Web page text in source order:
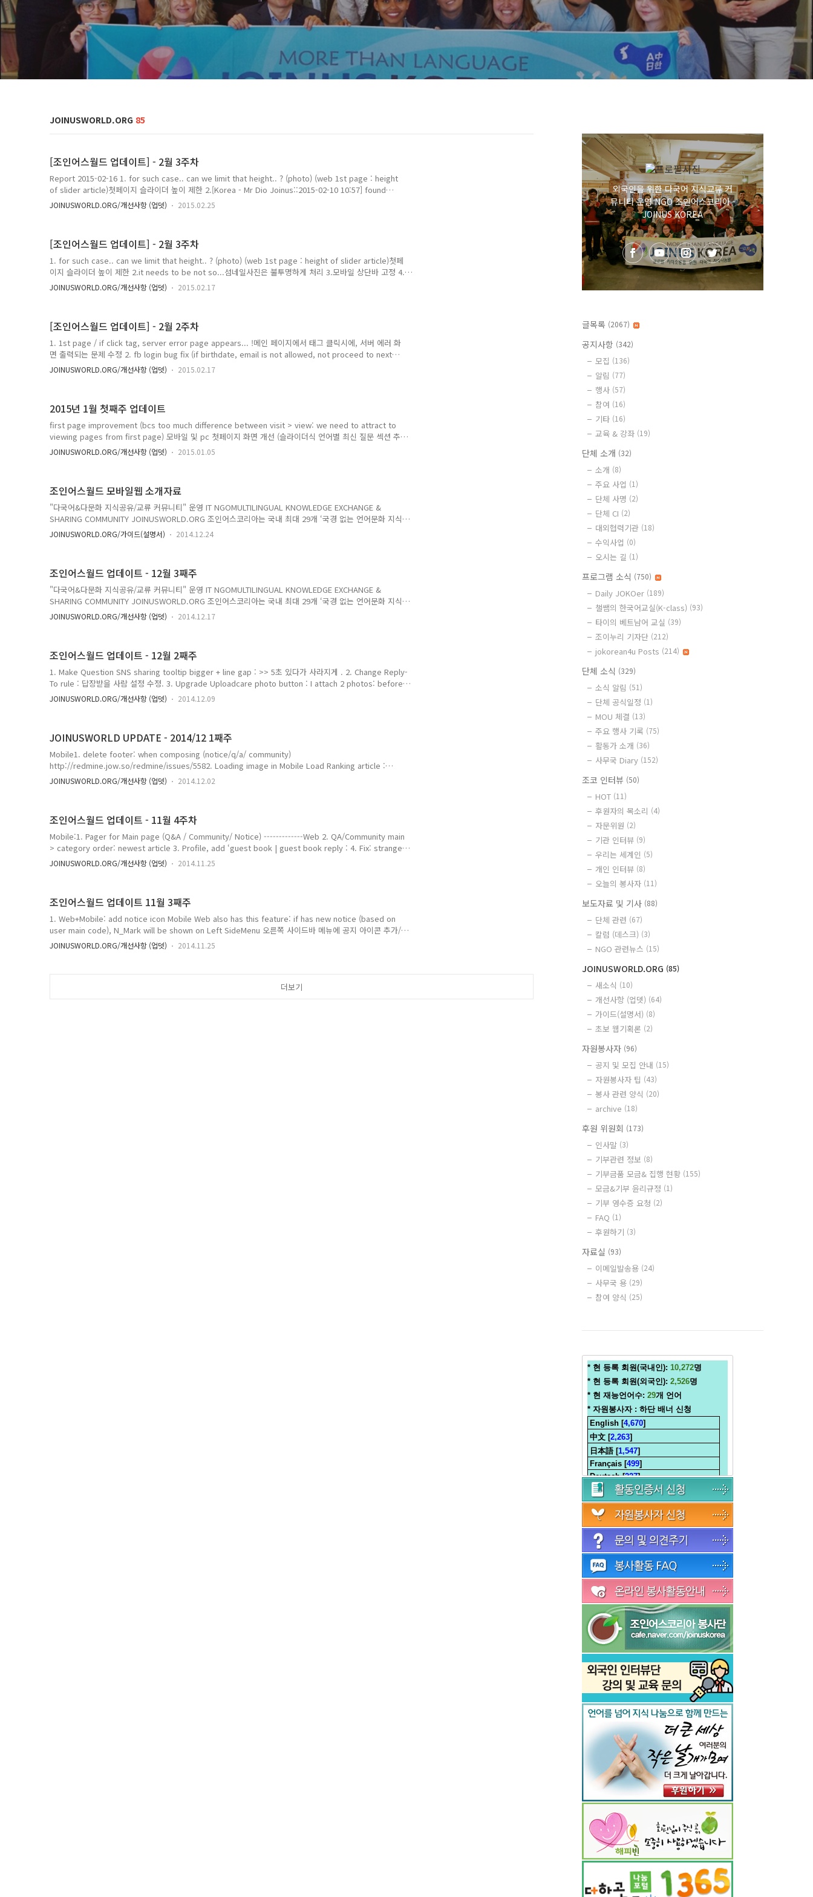
JOINUSWORLD.ORG 85
[조인어스월드 업데이트] - 2월 3주차
Report 2015-02-16 1. for such case.. can we limit that height.. ? (photo) (web 1st page : height
of slider article)첫페이지 슬라이더 높이 제한 2.[Korea - Mr Dio Joinus::2015-02-10 10:57] found
thumb is also semi transparent.. ; (photo)[Korea - Mr Dio Joinus::2015-02-10 10:57] it needs to
be not so...it needs to be not so...섬네일사진은 불투명하게 처리 3.
JOINUSWORLD.ORG/개선사항 (업뎃) 2015.02.25
[조인어스월드 업데이트] - 2월 3주차
1. for such case.. can we limit that height.. ? (photo) (web 1st page : height of slider article)첫페
이지 슬라이더 높이 제한 2.it needs to be not so...섬네일사진은 불투명하게 처리 3.모바일 상단바 고정 4.
Enable Menu button in footer in Mobile 1st pagein ur mobile (photo)menu button works at that
page?Intro 페이지 메뉴버튼 작동안하는 버그 수정 5. [web] tag editable & notification:평판지수 30+시
JOINUSWORLD.ORG/개선사항 (업뎃) 2015.02.17
[조인어스월드 업데이트] - 2월 2주차
1. 1st page / if click tag, server error page appears... !메인 페이지에서 태그 클릭시에, 서버 에러 화
면 출력되는 문제 수정 2. fb login bug fix (if birthdate, email is not allowed, not proceed to next
step)페이스북 로그인시에, 이메일 정보 허용불가시에 진행안되는 문제 수정 3. [web] announcement font
color > red (delete announcement icon)공지로 등록된 게시물, 폰트 색상을 빨간색으로 변경 4. easy
JOINUSWORLD.ORG/개선사항 (업뎃) 2015.02.17
2015년 1월 첫째주 업데이트
first page improvement (bcs too much difference between visit > view: we need to attract to
viewing pages from first page) 모바일 및 pc 첫페이지 화면 개선 (슬라이더식 언어별 최신 질문 섹션 추
가) 자동으로 넘어가거나, 수동으로 넘기기 기능 "다국어&다문화 지식공유/교류 커뮤니티" 운영 IT
NGOMULTILINGUAL KNOWLEDGE EXCHANGE & SHARING COMMUNITY JOINUSWORLD.ORG 조인어스
JOINUSWORLD.ORG/개선사항 (업뎃) 2015.01.05
조인어스월드 모바일웹 소개자료
"다국어&다문화 지식공유/교류 커뮤니티" 운영 IT NGOMULTILINGUAL KNOWLEDGE EXCHANGE &
SHARING COMMUNITY JOINUSWORLD.ORG 조인어스코리아는 국내 최대 29개 ‘국경 없는 언어문화 지식
교류활동가’(JOKOER)를 회원으로 하는 NGO로써, 지식을 통해 세계인과 교류하는 다국어&다문화 지식허브
커뮤니티를 운영하는 순수 비영리 민간외교 단체 입니다.
JOINUSWORLD.ORG/가이드(설명서) 2014.12.24
조인어스월드 업데이트 - 12월 3째주
"다국어&다문화 지식공유/교류 커뮤니티" 운영 IT NGOMULTILINGUAL KNOWLEDGE EXCHANGE &
SHARING COMMUNITY JOINUSWORLD.ORG 조인어스코리아는 국내 최대 29개 ‘국경 없는 언어문화 지식
교류활동가’(JOKOER)를 회원으로 하는 NGO로써, 지식을 통해 세계인과 교류하는 다국어&다문화 지식허브
커뮤니티를 운영하는 순수 비영리 민간외교 단체 입니다.
JOINUSWORLD.ORG/개선사항 (업뎃) 2014.12.17
조인어스월드 업데이트 - 12월 2째주
1. Make Question SNS sharing tooltip bigger + line gap : >> 5초 있다가 사라지게 . 2. Change Reply-
To rule : 답장받을 사람 설정 수정. 3. Upgrade Uploadcare photo button : I attach 2 photos: before
and after upgrading : 이미지 업로드 모듈Uploadcare에 기능 추가 4. Improve Profile namecard UI : 프
로필 네임카드 UI 표시정보 추가 5. [web/mog]-BUG: when shared on SNS, article title/contents not
JOINUSWORLD.ORG/개선사항 (업뎃) 2014.12.09
JOINUSWORLD UPDATE - 2014/12 1째주
Mobile1. delete footer: when composing (notice/q/a/ community)
http://redmine.jow.so/redmine/issues/5582. Loading image in Mobile Load Ranking article :
http://redmine.jow.so/redmine/issues/555 Web3. Email: set reply-to/ sender’s name :
http://redmine.jow.so/redmine/issues/5574. Newsletter: Answer Now button :
JOINUSWORLD.ORG/개선사항 (업뎃) 2014.12.02
조인어스월드 업데이트 - 11월 4주차
Mobile:1. Pager for Main page (Q&A / Community/ Notice) -------------Web 2. QA/Community main
> category order: newest article 3. Profile, add ‘guest book | guest book reply : 4. Fix: strange
URL for thumbnail 섬네일 문제 수정. ------------- Web + Mobile 5. Web+Mobile: Delete n mark for
entertainment ~ column: - Web: side menu- Mobile: Community Category popup button 새로 생성
JOINUSWORLD.ORG/개선사항 (업뎃) 2014.11.25
조인어스월드 업데이트 11월 3째주
1. Web+Mobile: add notice icon Mobile Web also has this feature: if has new notice (based on
user main code), N_Mark will be shown on Left SideMenu 오른쪽 사이드바 메뉴에 공지 아이콘 추가/
새공지 생길때 n 마크 표시. 2. Web+Mobile: add ‘‘deliver to expert advisors’ : link (just advance
notice of new feature → button only for this time), link(mob) "전문가에게 전달하기" 버튼 추가. (새
JOINUSWORLD.ORG/개선사항 (업뎃) 2014.11.25
더보기
외국인을 위한 다국어 지식교류 커
뮤니티 운영 NGO 조인어스코리아 -
JOINUS KOREA
글목록 (2067)
공지사항 (342)
모집 (136)
알림 (77)
행사 (57)
참여 (16)
기타 (16)
교육 & 강좌 (19)
단체 소개 (32)
소개 (8)
주요 사업 (1)
단체 사명 (2)
단체 CI (2)
대외협력기관 (18)
수익사업 (0)
오시는 길 (1)
프로그램 소식 (750)
Daily JOKOer (189)
챌쌤의 한국어교실(K-class) (93)
타이의 베트남어 교실 (39)
조이누리 기자단 (212)
jokorean4u Posts (214)
단체 소식 (329)
소식 알림 (51)
단체 공식일정 (1)
MOU 체결 (13)
주요 행사 기록 (75)
활동가 소개 (36)
사무국 Diary (152)
조코 인터뷰 (50)
HOT (11)
후원자의 목소리 (4)
자문위원 (2)
기관 인터뷰 (9)
우리는 세계인 (5)
개인 인터뷰 (8)
오늘의 봉사자 (11)
보도자료 및 기사 (88)
단체 관련 (67)
칼럼 (데스크) (3)
NGO 관련뉴스 (15)
JOINUSWORLD.ORG (85)
새소식 (10)
개선사항 (업뎃) (64)
가이드(설명서) (8)
초보 웹기획론 (2)
자원봉사자 (96)
공지 및 모집 안내 (15)
자원봉사자 팁 (43)
봉사 관련 양식 (20)
archive (18)
후원 위원회 (173)
인사말 (3)
기부관련 정보 (8)
기부금품 모금& 집행 현황 (155)
모금&기부 윤리규정 (1)
기부 영수증 요청 (2)
FAQ (1)
후원하기 (3)
자료실 (93)
이메일발송용 (24)
사무국 용 (29)
참여 양식 (25)